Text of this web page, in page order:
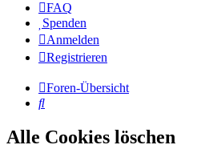
FAQ
Spenden
Anmelden
Registrieren
Foren-Übersicht
Suche
Alle Cookies löschen